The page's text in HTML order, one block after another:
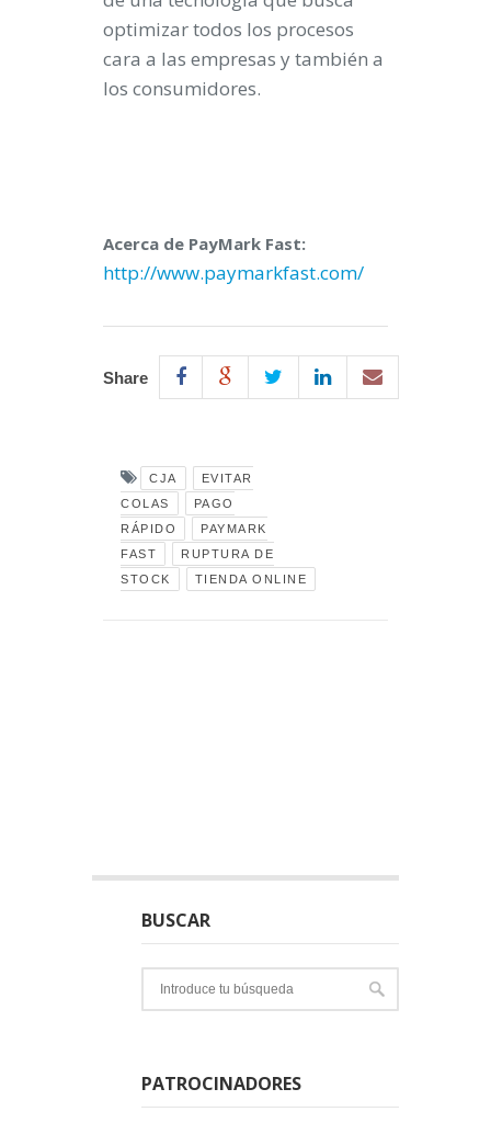
optimizar todos los procesos
cara a las empresas y también a
los consumidores.
Acerca de PayMark Fast:
http://www.paymarkfast.com/
Share
CJA
EVITAR
COLAS
PAGO
RÁPIDO
PAYMARK
FAST
RUPTURA DE
STOCK
TIENDA ONLINE
BUSCAR
PATROCINADORES